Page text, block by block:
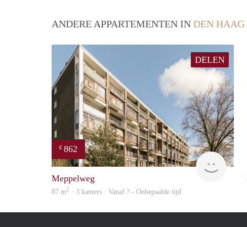
ANDERE APPARTEMENTEN IN DEN HAAG
DELEN
€ 862
Woning
Meppelweg
87 m2 · 3 kamers · Vanaf ? - Onbepaalde tijd